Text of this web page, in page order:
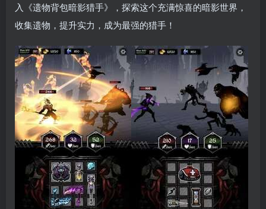
入《遗物背包暗影猎手》，探索这个充满惊喜的暗影世界，
收集遗物，提升实力，成为最强的猎手！